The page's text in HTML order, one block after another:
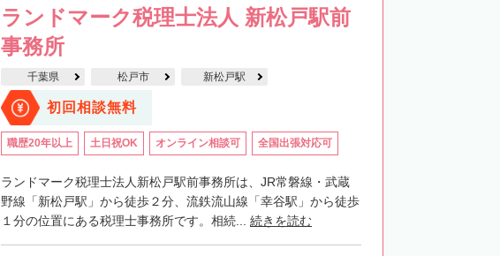
ランドマーク税理士法人 新松戸駅前
事務所
千葉県 松戸市 新松戸駅
初回相談無料
職歴20年以上 土日祝OK オンライン相談可 全国出張対応可
ランドマーク税理士法人新松戸駅前事務所は、JR常磐線・武蔵
野線「新松戸駅」から徒歩２分、流鉄流山線「幸谷駅」から徒歩
１分の位置にある税理士事務所です。相続... 続きを読む